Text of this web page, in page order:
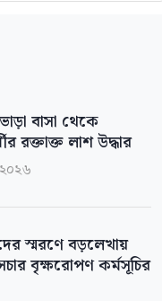
বাসা থেকে
রক্তাক্ত লাশ উদ্ধার
স্মরণে বড়লেখায়
বৃক্ষরোপণ কর্মসূচির